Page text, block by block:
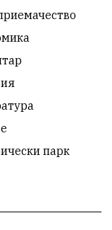
дол
парк